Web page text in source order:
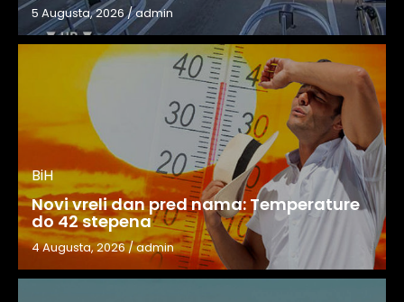
5 Augusta, 2026/admin
BiH
Novi vreli dan pred nama: Temperature
do 42 stepena
4 Augusta, 2026/admin